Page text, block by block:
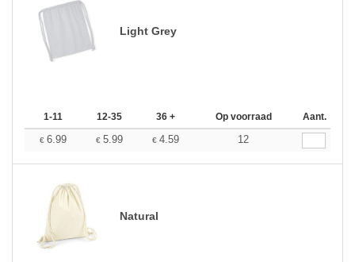
Light Grey
1-11 12-35 36 + Op voorraad Aant.
€ 6.99 € 5.99 € 4.59 12
Natural